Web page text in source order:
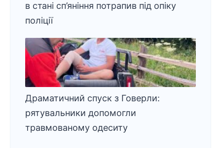
в стані сп’яніння потрапив під опіку
поліції
Драматичний спуск з Говерли:
рятувальники допомогли
травмованому одеситу